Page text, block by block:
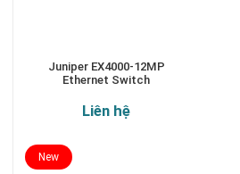
Juniper EX4000-12MP
Ethernet Switch
Liên hệ
New